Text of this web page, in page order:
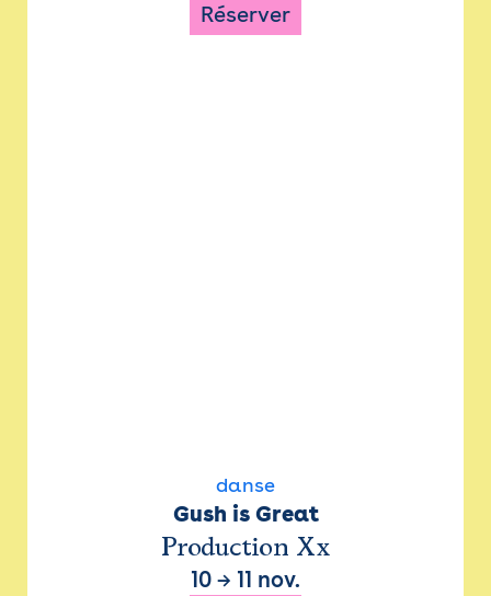
Réserver
danse
Gush is Great
Production Xx
10 → 11 nov.